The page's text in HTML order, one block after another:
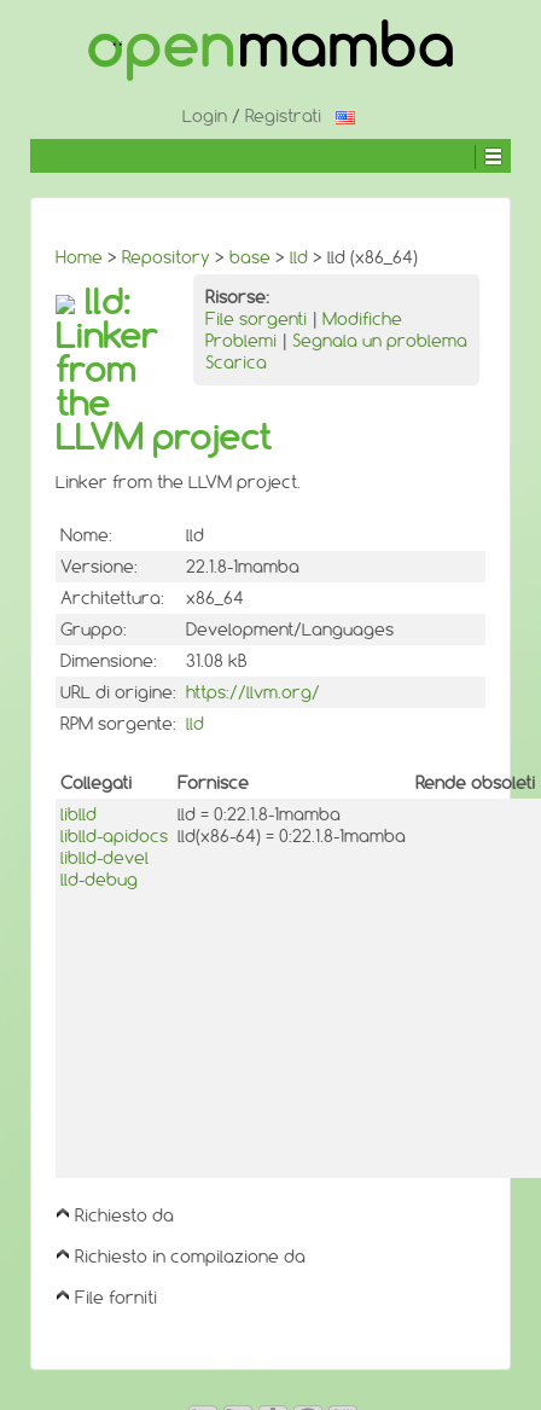
CONTENUTO
Login / Registrati
Home > Repository > base > lld > lld (x86_64)
Risorse:
File sorgenti | Modifiche
Problemi | Segnala un problema
Scarica
lld:
Linker
from
the
LLVM project
Linker from the LLVM project.
Nome:
lld
Versione:
22.1.8-1mamba
Architettura:
x86_64
Gruppo:
Development/Languages
Dimensione:
31.08 kB
URL di origine: https://llvm.org/
RPM sorgente: lld
Collegati Fornisce
Rende obsoleti
liblld
liblld-apidocs
liblld-devel
lld-debug
lld = 0:22.1.8-1mamba
lld(x86-64) = 0:22.1.8-1mamba
Richiesto da
Richiesto in compilazione da
File forniti